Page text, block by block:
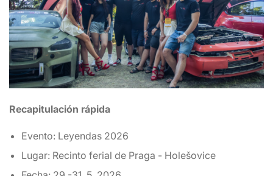
Recapitulación rápida
Evento: Leyendas 2026
Lugar: Recinto ferial de Praga - Holešovice